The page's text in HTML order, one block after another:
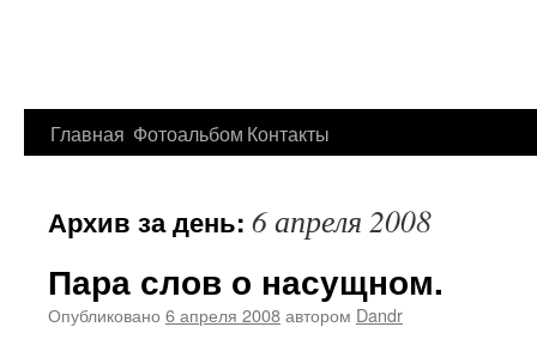
Перейти
содержимому
Главная Фотоальбом Контакты
Архив за день: 6 апреля 2008
Пара слов о насущном.
Опубликовано 6 апреля 2008автором Dandr